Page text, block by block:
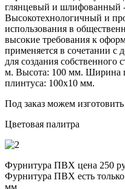
глянцевый и шлифованный
Высокотехнологичный и
использования в
высокие требования к
применяется в сочетании с
для создания собственного
м. Высота: 100 мм. Ширина
плинтуса: 100х10 мм.
Под заказ можем
Цветовая палитра
Фурнитура ПВХ цена 250
Фурнитура ПВХ есть
мм.